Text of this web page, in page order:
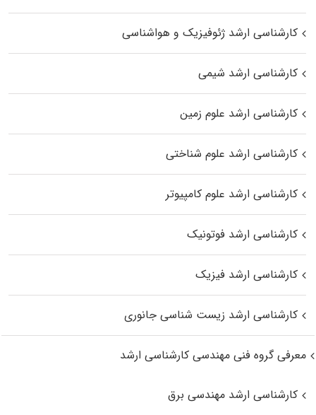
کارشناسی ارشد ژئوفیزیک و هواشناسی
کارشناسی ارشد شیمی
کارشناسی ارشد علوم زمین
کارشناسی ارشد علوم شناختی
کارشناسی ارشد علوم کامپیوتر
کارشناسی ارشد فوتونیک
کارشناسی ارشد فیزیک
کارشناسی ارشد زیست‌ شناسی جانوری
معرفی گروه فنی مهندسی کارشناسی ارشد
کارشناسی ارشد مهندسی برق